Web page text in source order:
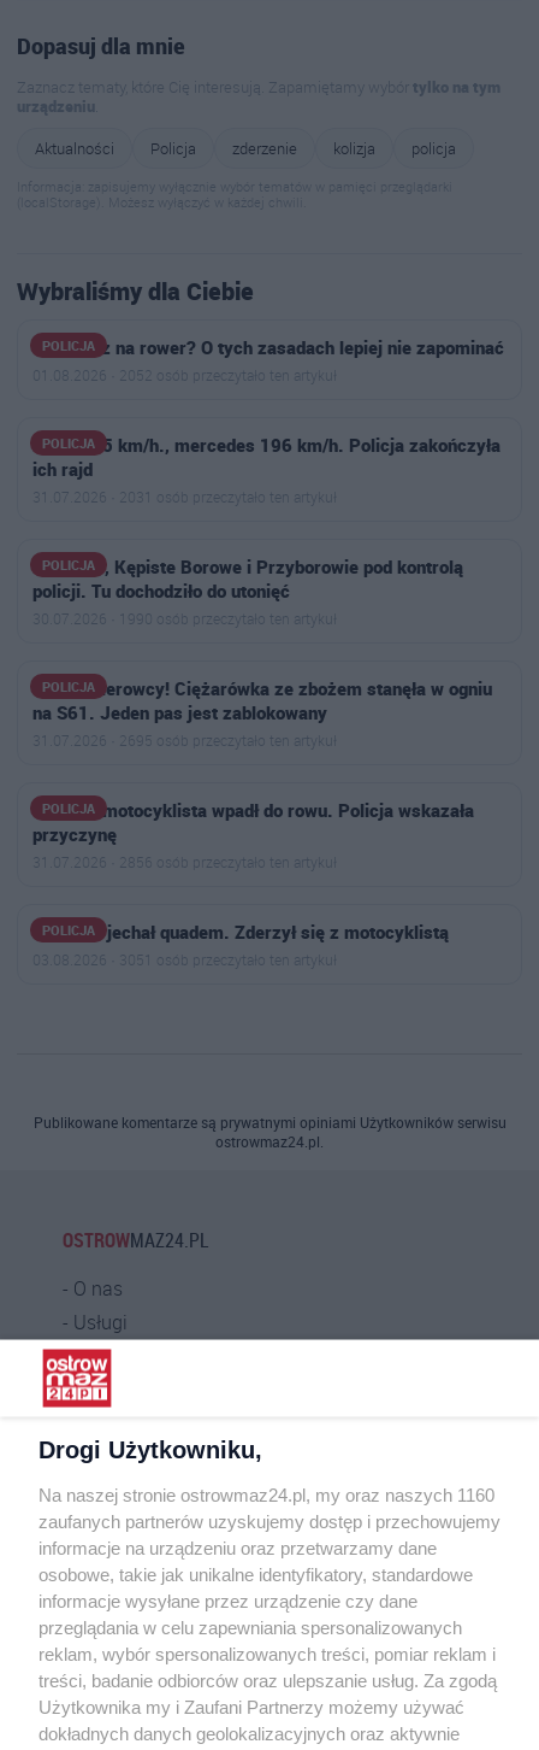
Dopasuj dla mnie
Zaznacz tematy, które Cię interesują. Zapamiętamy wybórtylko na tym
urządzeniu.
Aktualności
Policja zderzenie kolizja policja
Informacja: zapisujemy wyłącznie wybór tematów w pamięci przeglądarki
(localStorage). Możesz wyłączyć w każdej chwili.
Wybraliśmy dla Ciebie
POLICJA
Wsiadasz na rower? O tych zasadach lepiej nie zapominać
01.08.2026 · 2052 osób przeczytało ten artykuł
POLICJA
BMW 175 km/h., mercedes 196 km/h. Policja zakończyła
ich rajd
31.07.2026 · 2031 osób przeczytało ten artykuł
POLICJA
Kiełczew, Kępiste Borowe i Przyborowie pod kontrolą
policji. Tu dochodziło do utonięć
30.07.2026 · 1990 osób przeczytało ten artykuł
POLICJA
Uwaga kierowcy! Ciężarówka ze zbożem stanęła w ogniu
na S61. Jeden pas jest zablokowany
31.07.2026 · 2695 osób przeczytało ten artykuł
POLICJA
50-letni motocyklista wpadł do rowu. Policja wskazała
przyczynę
31.07.2026 · 2856 osób przeczytało ten artykuł
POLICJA
11-latek jechał quadem. Zderzył się z motocyklistą
03.08.2026 · 3051 osób przeczytało ten artykuł
Publikowane komentarze są prywatnymi opiniami Użytkowników serwisu
ostrowmaz24.pl.
OSTROWMAZ24.PL
O nas
Usługi
Praca
Warunki korzystania
Kontakt
INFORMATOR
Bankomaty
Msze święte
Nocna pomoc lekarska
Taxi
REKLAMA
Drogi Użytkowniku,
Na naszej stronie ostrowmaz24.pl, my oraz naszych 1160
zaufanych partnerów uzyskujemy dostęp i przechowujemy
informacje na urządzeniu oraz przetwarzamy dane
osobowe, takie jak unikalne identyfikatory, standardowe
informacje wysyłane przez urządzenie czy dane
przeglądania w celu zapewniania spersonalizowanych
reklam, wybór spersonalizowanych treści, pomiar reklam i
treści, badanie odbiorców oraz ulepszanie usług. Za zgodą
Użytkownika my i Zaufani Partnerzy możemy używać
dokładnych danych geolokalizacyjnych oraz aktywnie